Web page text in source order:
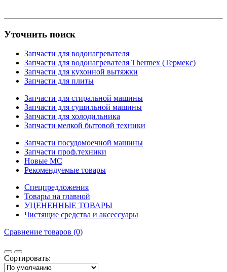
Уточнить поиск
Запчасти для водонагревателя
Запчасти для водонагревателя Thermex (Термекс)
Запчасти для кухонной вытяжки
Запчасти для плиты
Запчасти для стиральной машины
Запчасти для сушильной машины
Запчасти для холодильника
Запчасти мелкой бытовой техники
Запчасти посудомоечной машины
Запчасти проф.техники
Новые МС
Рекомендуемые товары
Спецпредложения
Товары на главной
УЦЕНЕННЫЕ ТОВАРЫ
Чистящие средства и аксессуары
Сравнение товаров (0)
Сортировать: